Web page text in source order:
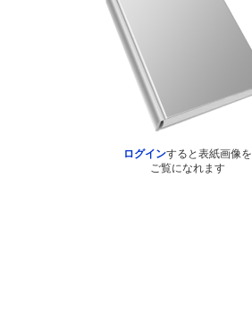
ログインすると表紙画像を
ご覧になれます